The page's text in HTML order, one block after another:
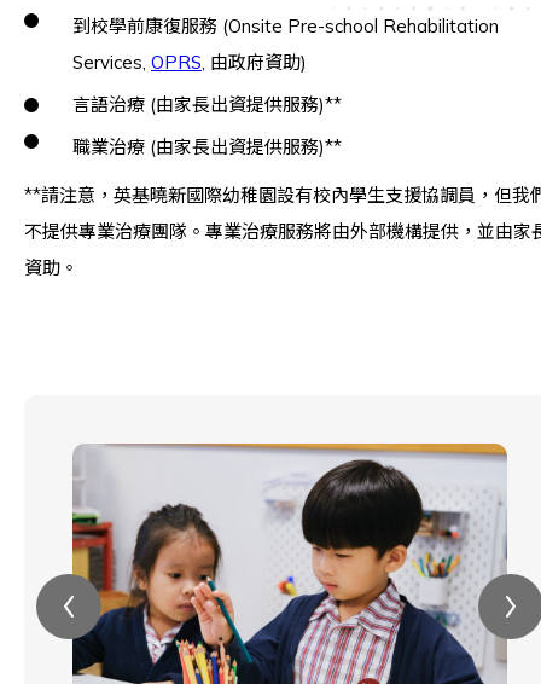
到校學前康復服務 (Onsite Pre-school Rehabilitation
Services, OPRS, 由政府資助)
言語治療 (由家長出資提供服務)**
職業治療 (由家長出資提供服務)**
**請注意，英基曉新國際幼稚園設有校內學生支援協調員，但我
不提供專業治療團隊。專業治療服務將由外部機構提供，並由家
資助。